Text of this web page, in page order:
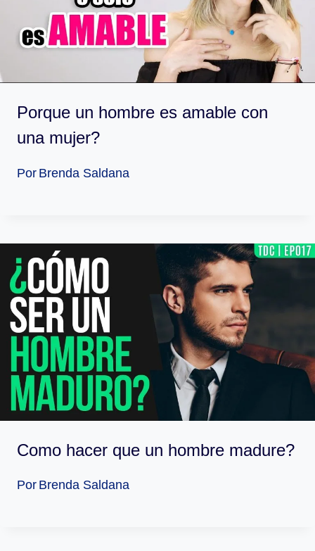
Porque un hombre es amable con
una mujer?
Por Brenda Saldana
Como hacer que un hombre madure?
Por Brenda Saldana